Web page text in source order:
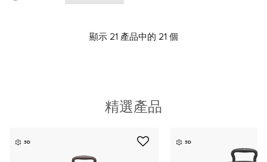
顯示 21 產品中的 21 個
精選產品
3D 3D